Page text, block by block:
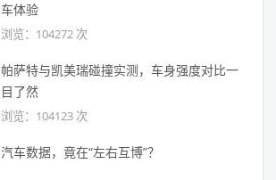
车体验
浏览：104272 次
帕萨特与凯美瑞碰撞实测，车身强度对比一
目了然
浏览：104123 次
汽车数据，竟在“左右互博”？